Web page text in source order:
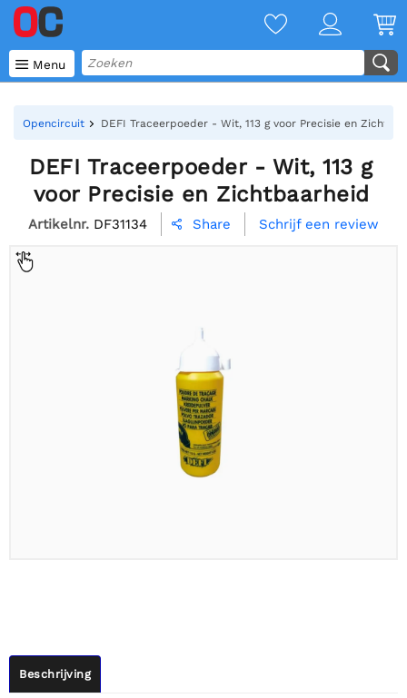
 Menu
Opencircuit DEFI Traceerpoeder - Wit, 113 g voor Precisie en
DEFI Traceerpoeder - Wit, 113 g
voor Precisie en Zichtbaarheid
Artikelnr. DF31134  Share Schrijf een review
Beschrijving